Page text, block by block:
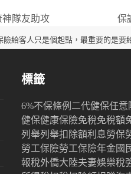
隊友助攻 保
給客人只是個起點，最重要的是要
標籤
6%不保條例 二代健保任意
健保健康保險免稅免稅額
列舉列舉扣除額利息勞保
勞工保險勞工保險年金國
報稅外僑大陸夫妻娛樂稅